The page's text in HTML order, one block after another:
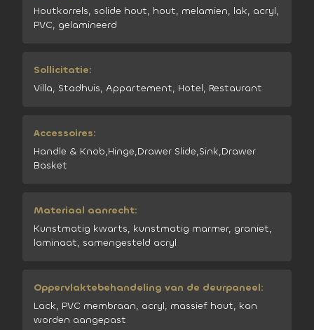
Houtkorrels, solide hout, hout, melamien, lak, acryl,
PVC, gelamineerd
Sollicitatie:
Villa, Stadhuis, Appartement, Hotel, Restaurant
Accessoires:
Handle & Knob,Hinge,Drawer Slide,Sink,Drawer
Basket
Materiaal aanrecht:
Kunstmatig kwarts, kunstmatig marmer, graniet,
laminaat, samengesteld acryl
Oppervlaktebehandeling van de deurpaneel:
Lack, PVC membraan, acryl, massief hout, kan
worden aangepast